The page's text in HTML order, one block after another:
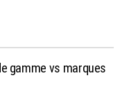
gamme vs marques